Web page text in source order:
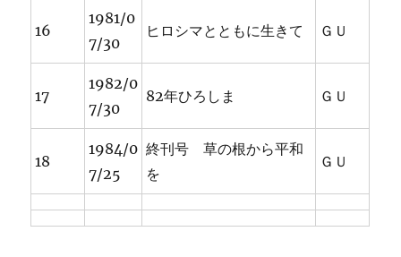
16
1981/0
7/30
ヒロシマとともに生きて ＧＵ
17
1982/0
7/30
82年ひろしま ＧＵ
18
1984/0
7/25
終刊号 草の根から平和
を
ＧＵ